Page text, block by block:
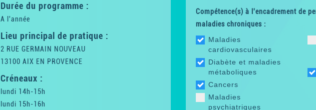
Durée du programme :
A l'année
Lieu principal de pratique :
2 RUE GERMAIN NOUVEAU
13100 AIX EN PROVENCE
Créneaux :
lundi 14h-15h
lundi 15h-16h
Compétence(s) à l'encadrement de
maladies chroniques :
Maladies
cardiovasculaires
Diabète et maladies
métaboliques
Cancers
Maladies
psychiatriques